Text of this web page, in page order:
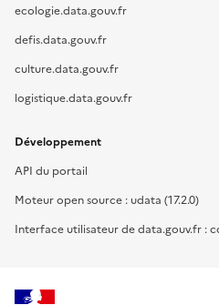
ecologie.data.gouv.fr
defis.data.gouv.fr
culture.data.gouv.fr
logistique.data.gouv.fr
Développement
API du portail
Moteur open source : udata (17.2.0)
Interface utilisateur de data.gouv.fr :